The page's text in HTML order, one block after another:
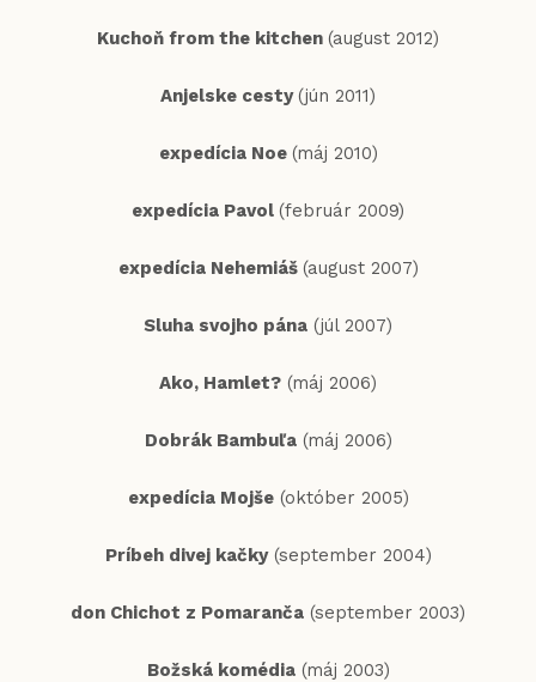
Kuchoň from the kitchen (august 2012)
Anjelske cesty(jún 2011)
expedícia Noe (máj 2010)
expedícia Pavol (február 2009)
expedícia Nehemiáš (august 2007)
Sluha svojho pána (júl 2007)
Ako, Hamlet? (máj 2006)
Dobrák Bambuľa(máj 2006)
expedícia Mojše(október 2005)
Príbeh divej kačky(september 2004)
don Chichot z Pomaranča (september 2003)
Božská komédia(máj 2003)